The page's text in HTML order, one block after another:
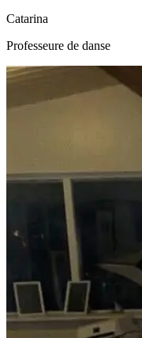
Catarina
Professeure de danse